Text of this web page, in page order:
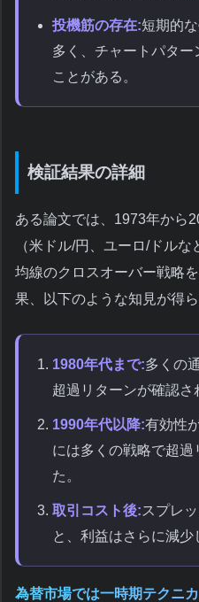
投機筋の存在:短期的
多く、チャートパタ
ことがある。
検証結果の詳細
ある論文では、1973年から
（米ドル/円、ユーロ/ドル
均線のクロスオーバー戦略
果、以下のような知見が得ら
1980年代まで:多くの
超過リターンが確認さ
1990年代以降:有効性
には多くの戦略で超過
た。
取引コスト後:スプレ
と、利益はさらに減少
為替市場では一時期テクニ